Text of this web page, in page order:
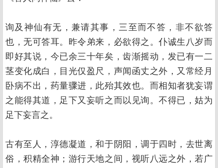
询及神仙有无，兼请其事，三至而不答，非不欲答
也，无可答耳。昨令弟来，必欲得之。仆诚生八岁而
即好其说，今已余三十年矣，齿渐摇动，发已有一二
茎变化成白，目光仅盈尺，声闻函丈之外，又常经月
卧病不出，药量骤进，此殆其效也。而相知者犹妄谓
之能得其道，足下又妄听之而以见询。不得已，姑为
足下妄言之。
古有至人，淳德凝道，和于阴阳，调于四时，去世离
俗，积精全神；游行天地之间，视听八远之外，若广